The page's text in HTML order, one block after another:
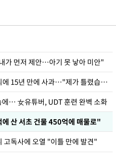
가 먼저 제안…아기 못 낳아 미안"
표창원, 남규리에 15년 만에 사과…"제가 틀렸습니다"
에… 女유튜버, UDT 훈련 완벽 소화
산 서초 건물 450억에 매물로"
고독사에 오열 "이틀 만에 발견"